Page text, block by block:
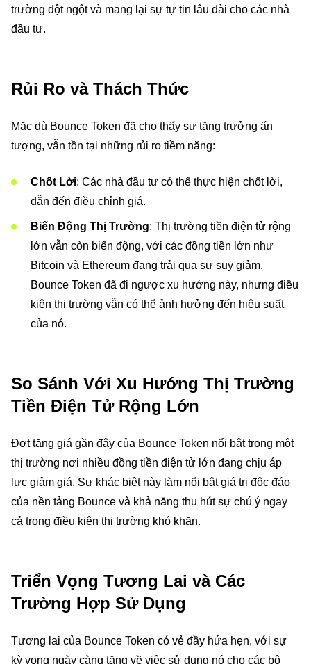
trường đột ngột và mang lại sự tự tin lâu dài cho các nhà
đầu tư.
Rủi Ro và Thách Thức
Mặc dù Bounce Token đã cho thấy sự tăng trưởng ấn
tượng, vẫn tồn tại những rủi ro tiềm năng:
Chốt Lời: Các nhà đầu tư có thể thực hiện chốt lời,
dẫn đến điều chỉnh giá.
Biến Động Thị Trường: Thị trường tiền điện tử rộng
lớn vẫn còn biến động, với các đồng tiền lớn như
Bitcoin và Ethereum đang trải qua sự suy giảm.
Bounce Token đã đi ngược xu hướng này, nhưng điều
kiện thị trường vẫn có thể ảnh hưởng đến hiệu suất
của nó.
So Sánh Với Xu Hướng Thị Trường
Tiền Điện Tử Rộng Lớn
Đợt tăng giá gần đây của Bounce Token nổi bật trong một
thị trường nơi nhiều đồng tiền điện tử lớn đang chịu áp
lực giảm giá. Sự khác biệt này làm nổi bật giá trị độc đáo
của nền tảng Bounce và khả năng thu hút sự chú ý ngay
cả trong điều kiện thị trường khó khăn.
Triển Vọng Tương Lai và Các
Trường Hợp Sử Dụng
Tương lai của Bounce Token có vẻ đầy hứa hẹn, với sự
kỳ vọng ngày càng tăng về việc sử dụng nó cho các bộ